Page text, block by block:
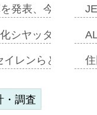
発表、今期は増
シヤッター…
イレンらと協働開
・調査